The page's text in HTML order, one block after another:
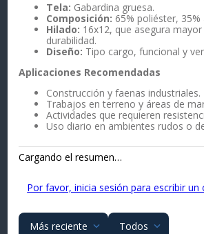
Tela: Gabardina gruesa.
Composición: 65% poliéster, 35%
Hilado: 16x12, que asegura
durabilidad.
Diseño: Tipo cargo, funcional y
Aplicaciones Recomendadas
Construcción y faenas industriales.
Trabajos en terreno y áreas de
Actividades que requieren
Uso diario en ambientes rudos o
Cargando el resumen…
Por favor, inicia sesión para escribir un
Más reciente Todos